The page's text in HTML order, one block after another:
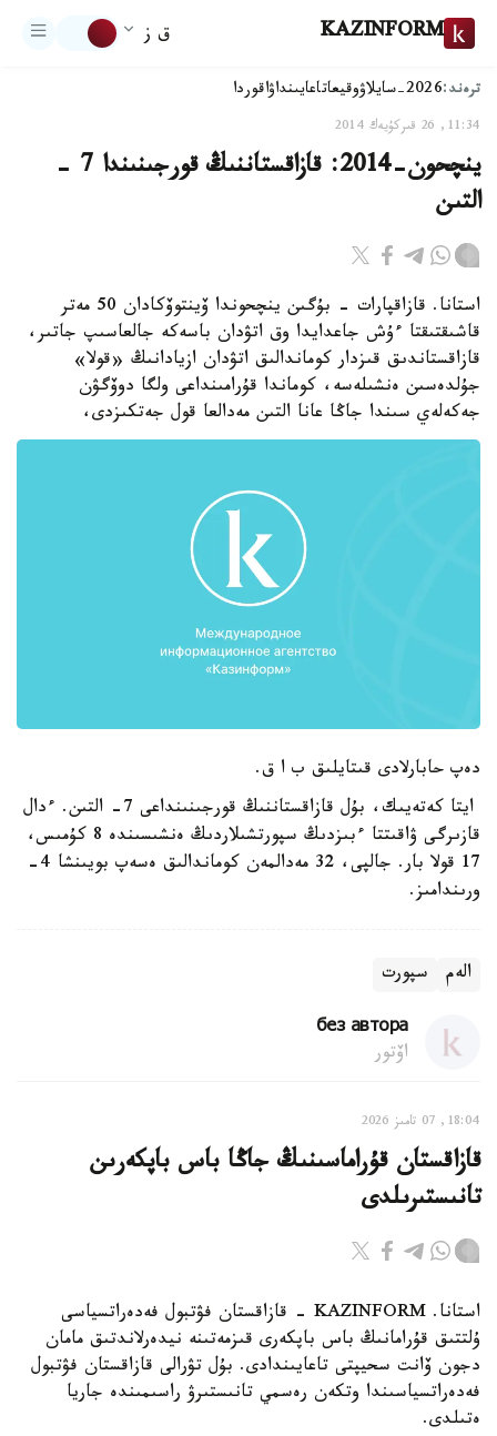
KAZINFORM ق ز
ترەند:2026-سايلاۋ وقيعاتاعايىنداۋاقوردا
11:34, 26 قىركۇيەك 2014
ينچحون-2014: قازاقستاننىڭ قورجىنىندا 7 -
التىن
استانا. قازاقپارات - بۇگىن ينچحوندا ۆينتوۆكادان 50 مەتر
قاشىقتىقتا ءۇش جاعدايدا وق اتۋدان باسەكە جالعاسىپ جاتىر،
قازاقستاندىق قىزدار كوماندالىق اتۋدان ازيادانىڭ «قولا»
جۇلدەسىن ەنشىلەسە، كوماندا قۇرامىنداعى ولگا دوۆگۋن
جەكەلەي سىندا جاڭا عانا التىن مەدالعا قول جەتكىزدى،
دەپ حابارلادى قىتايلىق ب ا ق.
ايتا كەتەيىك، بۇل قازاقستاننىڭ قورجىنىنداعى 7- التىن. ءدال
قازىرگى ۋاقىتتا ءبىزدىڭ سپورتشىلاردىڭ ەنشىسىندە 8 كۇمىس،
17 قولا بار. جالپى، 32 مەدالمەن كوماندالىق ەسەپ بويىنشا 4-
ورىندامىز.
الەم سپورت
без автора
اۆتور
18:04, 07 تامىز 2026
قازاقستان قۇراماسىنىڭ جاڭا باس باپكەرىن
تانىستىرىلدى
استانا. KAZINFORM - قازاقستان فۋتبول فەدەراتسياسى
ۇلتتىق قۇرامانىڭ باس باپكەرى قىزمەتىنە نيدەرلاندتىق مامان
دجون ۆانت سحيپتى تاعايىندادى. بۇل تۋرالى قازاقستان فۋتبول
فەدەراتسياسىندا وتكەن رەسمي تانىستىرۋ راسىمىندە جاريا
ەتىلدى.